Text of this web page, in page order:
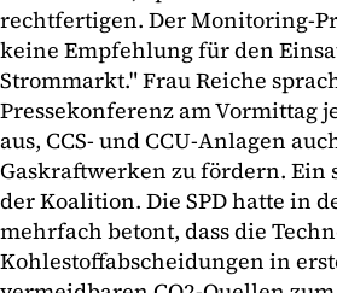
rechtfertigen. Der Monitoring-
keine Empfehlung für den
Strommarkt." Frau Reiche
Pressekonferenz am Vormittag
aus, CCS- und CCU-Anlagen
Gaskraftwerken zu fördern.
der Koalition. Die SPD hatte in
mehrfach betont, dass die
Kohlestoffabscheidungen in